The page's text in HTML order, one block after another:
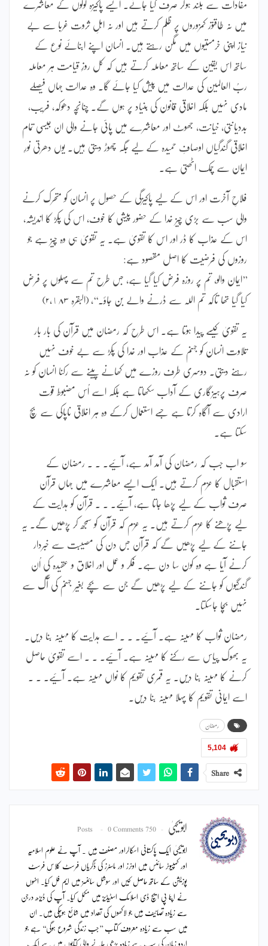
مفادات سے بلند ہوکر صرف کیا جائے۔ ایسے پاکیزہ لوگوں کے معاشرے
میں نہ طاقتور کمزوروں پر ظلم کرتے ہیں اور نہ اہلِ ثروت غربا سے بے
نیاز اپنی خرمستیوں میں مگن رہتے ہیں۔ انسان اپنے ابنائے نوع کے
ساتھ اس یقین کے ساتھ معاملہ کرتے ہیں کہ کل روزِ قیامت ہر معاملہ
ربُ العالمین کی عدالت میں پیش کیا جائے گا۔ وہ عدالت جہاں فیصلے
مادی نہیں بلکہ اخلاقی قانون کی بنیاد پر ہوں گے۔ چنانچہ دھوکہ، فریب،
بددیانتی، خیانت، جھوٹ اور معاشرے میں پائی جانے والی ان جیسی تمام
اخلاقی گندگیاں اوصافِ حمیدہ کے لیے جگہ چھوڑ دیتی ہیں۔ یوں دھرتی نورِ
ایمان سے چمک اٹھتی ہے۔
فلاحِ آخرت اور اس کے لیے پاکیزگی کے حصول پر انسان کو متحرک کرنے
والی سب سے بڑی چیز خدا کے حضور پیشی کا خوف، اس کی پکڑ کا اندیشہ،
اس کے عذاب کا ڈر اور اس کا تقویٰ ہے۔ یہ تقویٰ ہی وہ چیز ہے جو
روزوں کی فرضیت کا اصل مقصود ہے:
’’ایمان والو، تم پر روزہ فرض کیا گیا ہے، جس طرح تم سے پہلوں پر فرض
کیا گیا تھا تاکہ تم اللہ سے ڈرنے والے بن جاؤ۔‘‘، (البقرہ ۲،١۸۳)
یہ تقویٰ کیسے پیدا ہوتا ہے۔ اس طرح کہ رمضان میں قرآن کی بار بار
تلاوت انسان کو جہنم کے عذاب اور خدا کی پکڑ سے بے خوف نہیں
رہنے دیتی۔ دوسری طرف روزے میں کھانے پینے سے رکنا انسان کو نہ
صرف پرہیزگاری کے آداب سکھاتا ہے بلکہ اسے اُس مضبوط قوت
ارادی سے آگاہ کرتا ہے جسے استعمال کرکے وہ ہر اخلاقی ناپاکی سے بچ
سکتا ہے۔
سو اب جب کہ رمضان کی آمد آمد ہے، آئیے۔ ۔ ۔ رمضان کے
استقبال کا عزم کرتے ہیں۔ ایک ایسے معاشرے میں جہاں قرآن
صرف ثواب کے لیے پڑھا جاتا ہے، آئیے۔ ۔ ۔ قرآن کو ہدایت کے
لیے پڑھنے کا عزم کرتے ہیں۔ یہ عزم کہ قرآن کو سمجھ کر پڑھیں گے۔ یہ
جاننے کے لیے پڑھیں گے کہ قرآن جس دن کی مصیبت سے خبردار
کرنے آیا ہے وہ کون سا دن ہے۔ فکر و عمل اور اخلاق و عقیدہ کی اُن
گندگیوں کو جاننے کے لیے پڑھیں گے جن سے بچے بغیر جہنم کی آگ سے
نہیں بچا جاسکتا۔
رمضان ثواب کا مہینہ ہے۔ آئیے۔ ۔ ۔ اسے ہدایت کا مہینہ بنا دیں۔
یہ بھوک پیاس سے رکنے کا مہینہ ہے۔ آئیے۔ ۔ ۔ اسے تقویٰ حاصل
کرنے کا مہینہ بنا دیں۔ یہ قمری تقویم کا نواں مہینہ ہے۔ آئیے۔ ۔ ۔
اسے ایمانی تقویم کا پہلا مہینہ بنا دیں۔
رمضان
5,104
Share
ابویحییٰ 750 Posts
0 Comments
ابویحییٰ ایک پاکستانی اسکالراور مصنف ہیں ۔ آپ نے علوم اسلامیہ
اور کمپیوٹر سائنس میں اونرز اور ماسٹرز کی ڈگریاں فرسٹ کلاس فرسٹ
پوزیشن کے ساتھ حاصل کیں اور سوشل سائنسز میں ایم فل کیا۔ انہوں
نے اپنا پی ایچ ڈی اسلامک اسٹیڈیز میں مکمل کیا۔ آپ کی ڈیڑھ درجن
سے زیادہ تصانیف ہیں جو لاکھوں کی تعداد میں شائع ہوچکی ہیں۔ ان
میں سب سے زیادہ معروف کتاب ’’جب زندگی شروع ہوگی‘‘ ہے جو
اردو زبان کی سب سے زیادہ پڑھی جانے والی کتابوں میں سے ایک